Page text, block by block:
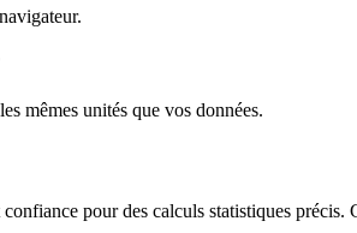
mêmes unités que vos données.
pour des calculs statistiques précis.